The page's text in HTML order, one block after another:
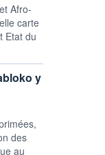
Afro-
carte
Etat du
y
des
au